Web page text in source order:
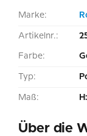
Marke:
Artikelnr.:
Farbe:
Typ:
Maß:
Über die